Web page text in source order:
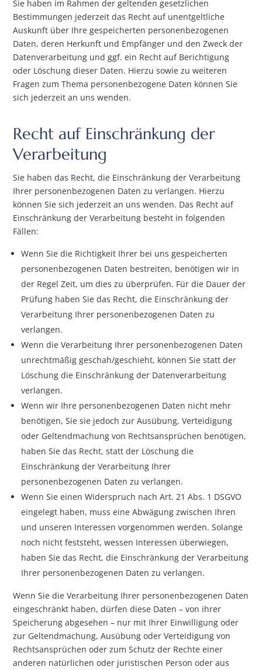
Sie haben im Rahmen der geltenden gesetzlichen
Bestimmungen jederzeit das Recht auf unentgeltliche
Auskunft über Ihre gespeicherten personenbezogenen
Daten, deren Herkunft und Empfänger und den Zweck der
Datenverarbeitung und ggf. ein Recht auf Berichtigung
oder Löschung dieser Daten. Hierzu sowie zu weiteren
Fragen zum Thema personenbezogene Daten können Sie
sich jederzeit an uns wenden.
Recht auf Einschränkung der
Verarbeitung
Sie haben das Recht, die Einschränkung der Verarbeitung
Ihrer personenbezogenen Daten zu verlangen. Hierzu
können Sie sich jederzeit an uns wenden. Das Recht auf
Einschränkung der Verarbeitung besteht in folgenden
Fällen:
Wenn Sie die Richtigkeit Ihrer bei uns gespeicherten
personenbezogenen Daten bestreiten, benötigen wir in
der Regel Zeit, um dies zu überprüfen. Für die Dauer der
Prüfung haben Sie das Recht, die Einschränkung der
Verarbeitung Ihrer personenbezogenen Daten zu
verlangen.
Wenn die Verarbeitung Ihrer personenbezogenen Daten
unrechtmäßig geschah/geschieht, können Sie statt der
Löschung die Einschränkung der Datenverarbeitung
verlangen.
Wenn wir Ihre personenbezogenen Daten nicht mehr
benötigen, Sie sie jedoch zur Ausübung, Verteidigung
oder Geltendmachung von Rechtsansprüchen benötigen,
haben Sie das Recht, statt der Löschung die
Einschränkung der Verarbeitung Ihrer
personenbezogenen Daten zu verlangen.
Wenn Sie einen Widerspruch nach Art. 21 Abs. 1 DSGVO
eingelegt haben, muss eine Abwägung zwischen Ihren
und unseren Interessen vorgenommen werden. Solange
noch nicht feststeht, wessen Interessen überwiegen,
haben Sie das Recht, die Einschränkung der Verarbeitung
Ihrer personenbezogenen Daten zu verlangen.
Wenn Sie die Verarbeitung Ihrer personenbezogenen Daten
eingeschränkt haben, dürfen diese Daten – von ihrer
Speicherung abgesehen – nur mit Ihrer Einwilligung oder
zur Geltendmachung, Ausübung oder Verteidigung von
Rechtsansprüchen oder zum Schutz der Rechte einer
anderen natürlichen oder juristischen Person oder aus